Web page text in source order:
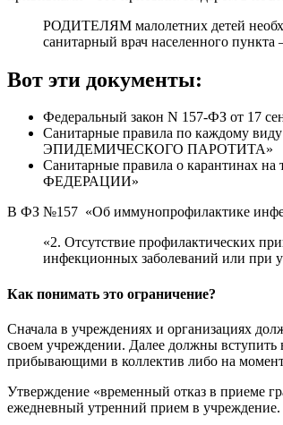
РОДИТЕЛЯМ малолетних детей
санитарный врач населенного
Вот эти документы:
Федеральный закон N 157-ФЗ от 17
Санитарные правила по каждому
ЭПИДЕМИЧЕСКОГО ПАРОТИТА»
Санитарные правила о
ФЕДЕРАЦИИ»
В ФЗ №157 «Об иммунопрофилактике
«2. Отсутствие профилактических
инфекционных заболеваний или при
Как понимать это ограничение?
Сначала в учреждениях и организациях
своем учреждении. Далее должны вступить
прибывающими в коллектив либо на
Утверждение «временный отказ в приеме
ежедневный утренний прием в учреждение.